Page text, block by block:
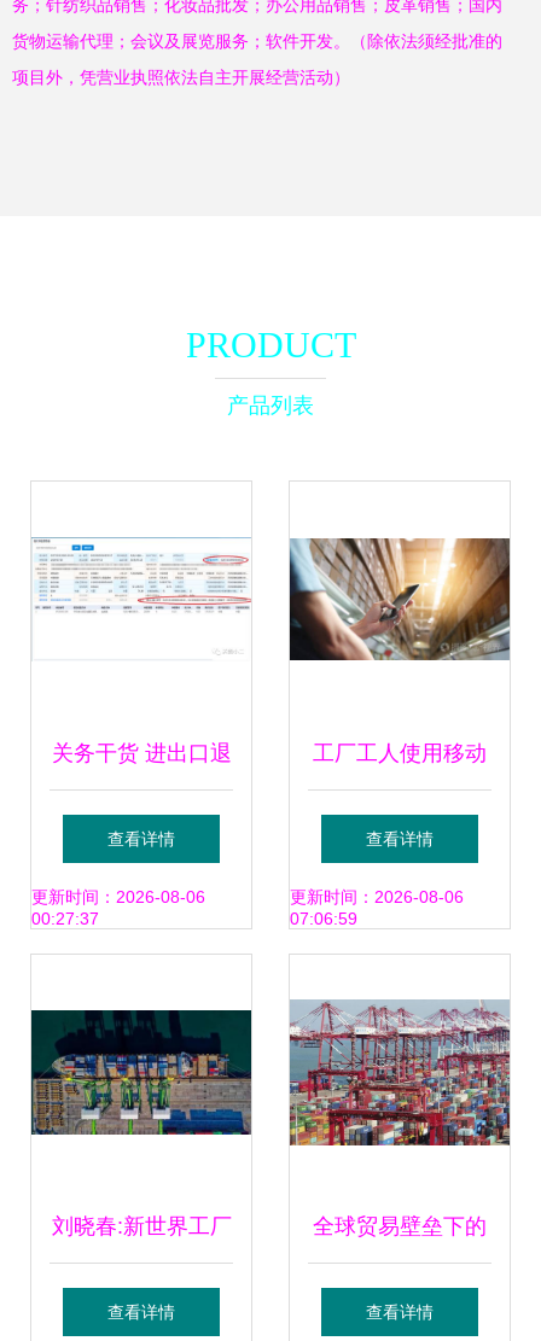
务；针纺织品销售；化妆品批发；办公用品销售；皮革销售；国内
货物运输代理；会议及展览服务；软件开发。（除依法须经批准的
项目外，凭营业执照依法自主开展经营活动）
PRODUCT
产品列表
关务干货 进出口退
运货物规范申报指
南
查看详情
更新时间：2026-08-06
00:27:37
工厂工人使用移动
智能手机上的应用
来操作现代贸易的
库检查订单。海运
货物的进出口。商
查看详情
更新时间：2026-08-06
07:06:59
刘晓春:新世界工厂
将推动新全球化进
查看详情
全球贸易壁垒下的
中国应对 24国管制
查看详情